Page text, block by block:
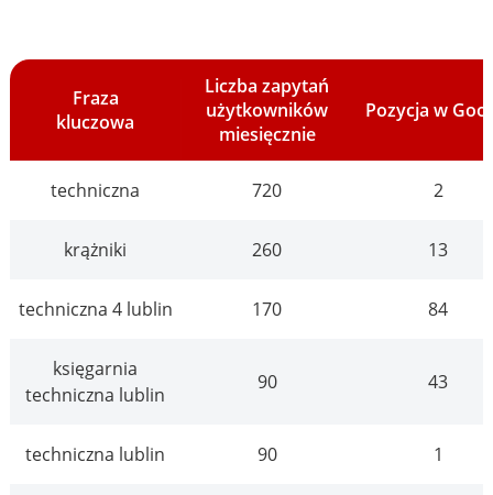
Fraza
kluczowa
Liczba zapytań
użytkowników
miesięcznie
Pozycja w
techniczna 720 2
krążniki 260 13
techniczna 4 lublin 170 84
księgarnia
techniczna lublin
90 43
techniczna lublin 90 1